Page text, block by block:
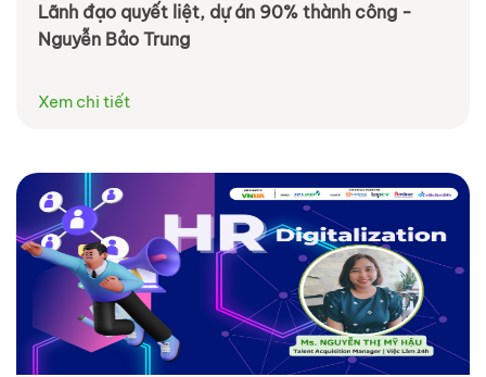
Lãnh đạo quyết liệt, dự án 90% thành công -
Nguyễn Bảo Trung
Xem chi tiết